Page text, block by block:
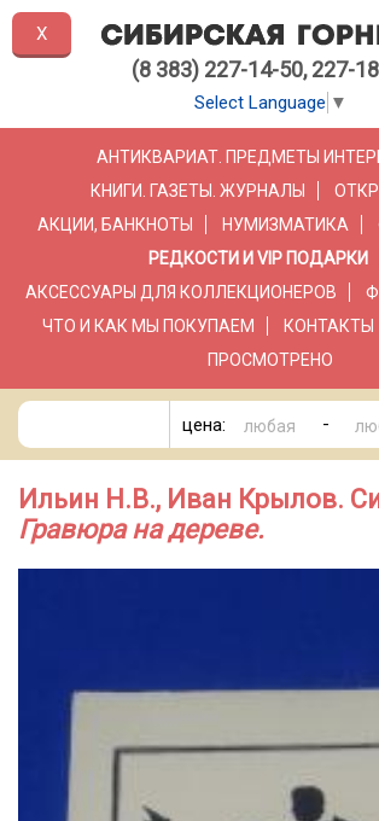
(8 383) 227-14-50, 227-
Select Language ▼
АНТИКВАРИАТ. ПРЕДМЕТЫ
КНИГИ. ГАЗЕТЫ. ЖУРНАЛЫ
АКЦИИ, БАНКНОТЫ
НУМИЗМАТИКА
РЕДКОСТИ И VIP ПОДАРКИ
АКСЕССУАРЫ ДЛЯ КОЛЛЕКЦИОНЕРОВ
ЧТО И КАК МЫ ПОКУПАЕМ
КОНТАКТЫ
ПРОСМОТРЕНО
цена: -
Ильин Н.В., Иван Крылов.
Гравюра на дереве.
X